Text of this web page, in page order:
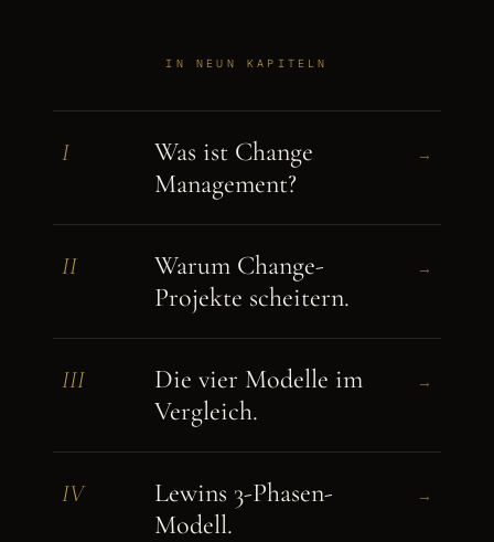
IN NEUN KAPITELN
I
Was ist Change
Management?
→
II
Warum Change-
Projekte scheitern.
→
III
Die vier Modelle im
Vergleich.
→
IV
Lewins 3-Phasen-
Modell.
→